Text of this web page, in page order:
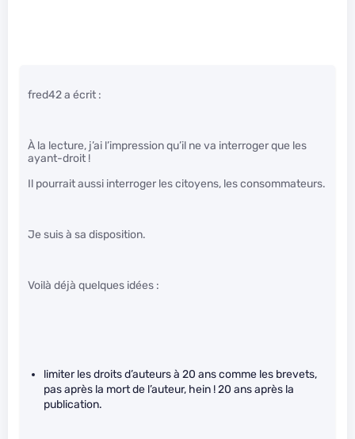
fred42 a écrit :
À la lecture, j’ai l’impression qu’il ne va interroger que les
ayant-droit !
Il pourrait aussi interroger les citoyens, les consommateurs.
Je suis à sa disposition.
Voilà déjà quelques idées :
limiter les droits d’auteurs à 20 ans comme les brevets,
pas après la mort de l’auteur, hein ! 20 ans après la
publication.